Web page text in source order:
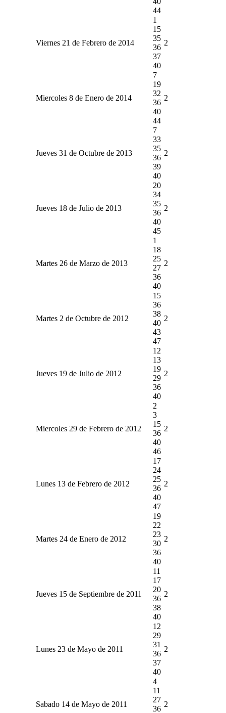
44
Viernes 21 de Febrero de 2014
1
15
35
36
37
40
2
Miercoles 8 de Enero de 2014
7
19
32
36
40
44
2
Jueves 31 de Octubre de 2013
7
33
35
36
39
40
2
Jueves 18 de Julio de 2013
20
34
35
36
40
45
2
Martes 26 de Marzo de 2013
1
18
25
27
36
40
2
Martes 2 de Octubre de 2012
15
36
38
40
43
47
2
Jueves 19 de Julio de 2012
12
13
19
29
36
40
2
Miercoles 29 de Febrero de 2012
2
3
15
36
40
46
2
Lunes 13 de Febrero de 2012
17
24
25
36
40
47
2
Martes 24 de Enero de 2012
19
22
23
30
36
40
2
Jueves 15 de Septiembre de 2011
11
17
20
36
38
40
2
Lunes 23 de Mayo de 2011
12
29
31
36
37
40
2
Sabado 14 de Mayo de 2011
4
11
27
36
2